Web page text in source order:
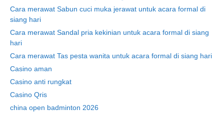
Cara merawat Sabun cuci muka jerawat untuk acara formal di
siang hari
Cara merawat Sandal pria kekinian untuk acara formal di siang
hari
Cara merawat Tas pesta wanita untuk acara formal di siang hari
Casino aman
Casino anti rungkat
Casino Qris
china open badminton 2026